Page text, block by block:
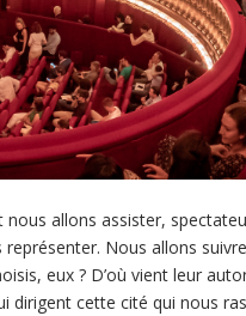
allons assister,
Nous allons
eux ? D’où vient leur
dirigent cette cité qui nous